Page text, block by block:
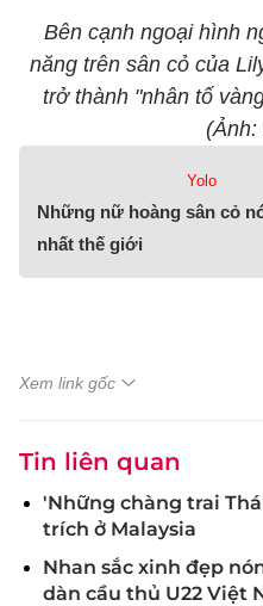
Bên cạnh ngoại hình
năng trên sân cỏ của
trở thành "nhân tố
(Ảnh:
Yolo
Những nữ hoàng sân cỏ
nhất thế giới
Xem link gốc
Tin liên quan
'Những chàng trai
trích ở Malaysia
Nhan sắc xinh đẹp
dàn cầu thủ U22 Việt